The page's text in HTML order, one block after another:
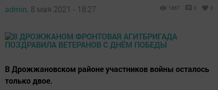
admin, 8 мая 2021 - 18:27 1867 0 0
В Дрожжановском районе участников войны осталось
только двое.